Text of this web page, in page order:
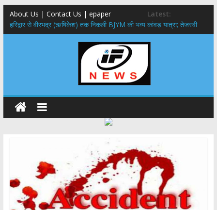
About Us | Contact Us | epaper
Latest:
​हरिद्वार से वीरभद्र (ऋषिकेश) तक निकली BJYM की भव्य कांवड़ यात्रा; तेजस्वी
सूर्या ने की देश व प्रदेशवासियों के कल्याण की कामना
नंदा की चौकी पुल हादसा: PWD के EE, AE और JE निलंबित, सीएम धामी के निर्देश
मुख्यमंत्री ने 9 लाख 87 हजार17 पेंशन लाभार्थियों को कुल 146 करोड़ 32 लाख
राष्ट्रीय हथकरघा दिवस पर मुख्यमंत्री धामी ने उत्कृष्ट बुनकरों और हस्तशिल्प
कारीगरों को किया सम्मानित
​धामी कैबिनेट का बड़ा फैसला: पशुपालकों को 60% तक सब्सिडी, गंगा एक्सप्रेसवे का
हरिद्वार तक होगा विस्तार